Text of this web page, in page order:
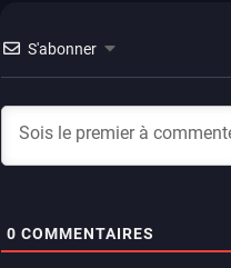
S'abonner
0 COMMENTAIRES